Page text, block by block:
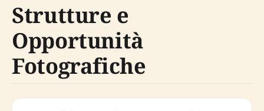
Strutture e
Opportunità
Fotografiche